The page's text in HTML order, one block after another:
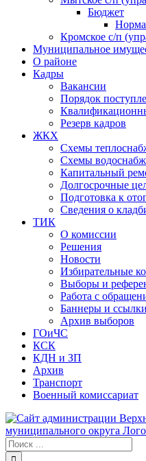
Бюджет
Кромское с/п
Муниципальное
О районе
Кадры
Вакансии
Порядок
Резерв кадров
ЖКХ
Схемы
Схемы
Капитальный
Долгосрочные
Подготовка к
Сведения о
ТИК
О комиссии
Решения
Новости
Избирательные
Выборы и
Работа с
Баннеры и ссылки
Архив выборов
ГОиЧС
КСК
КДН и ЗП
Архив
Транспорт
Военный комиссариат
Результат
поиска: